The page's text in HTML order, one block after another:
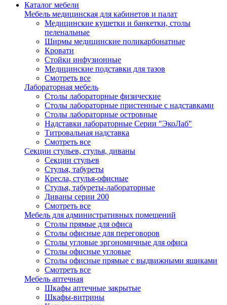
Каталог мебели
Мебель медицинская для кабинетов и палат
Медицинские кушетки и банкетки, столы
пеленальные
Ширмы медицинские поликарбонатные
Кровати
Стойки инфузионные
Медицинские подставки для тазов
Смотреть все
Лабораторная мебель
Столы лабораторные физические
Столы лабораторные пристенные с надставками
Столы лабораторные островные
Надставки лабораторные Серии "ЭкоЛаб"
Титровальная надставка
Смотреть все
Секции стульев, стулья, диваны
Секции стульев
Стулья, табуреты
Кресла, стулья-офисные
Стулья, табуреты-лабораторные
Диваны серии 200
Смотреть все
Мебель для административных помещений
Столы прямые для офиса
Столы офисные для переговоров
Столы угловые эргономичные для офиса
Столы офисные угловые
Столы офисные прямые с выдвижными ящиками
Смотреть все
Мебель аптечная
Шкафы аптечные закрытые
Шкафы-витрины